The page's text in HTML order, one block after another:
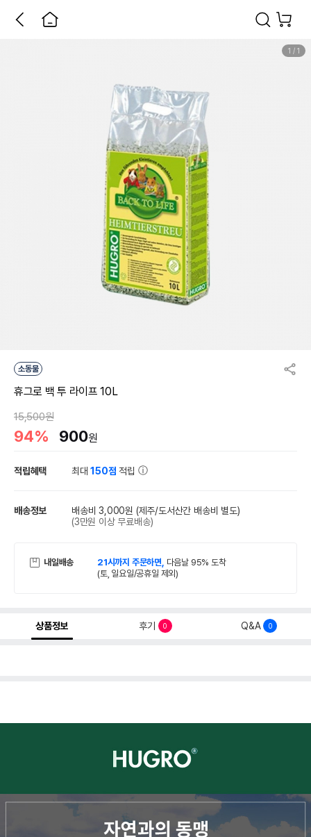
1 / 1
소동물
휴그로 백 투 라이프 10L
15,500원
94% 900원
적립혜택 최대150점 적립
배송정보 배송비 3,000원 (제주/도서산간 배송비 별도)
(3만원 이상 무료배송)
내일배송 21시까지 주문하면, 다음날 95% 도착
(토, 일요일/공휴일 제외)
상품정보 후기 0 Q&A 0